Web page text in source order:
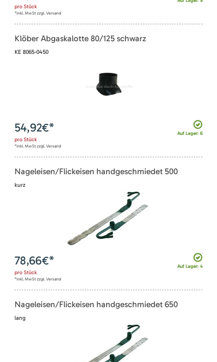
pro Stück
*inkl. MwSt zzgl. Versand
Klöber Abgaskalotte 80/125 schwarz
KE 8065-0450
Auf Lager: 6
54,92€*
pro Stück
*inkl. MwSt zzgl. Versand
Nageleisen/Flickeisen handgeschmiedet 500
kurz
Auf Lager: 4
78,66€*
pro Stück
*inkl. MwSt zzgl. Versand
Nageleisen/Flickeisen handgeschmiedet 650
lang